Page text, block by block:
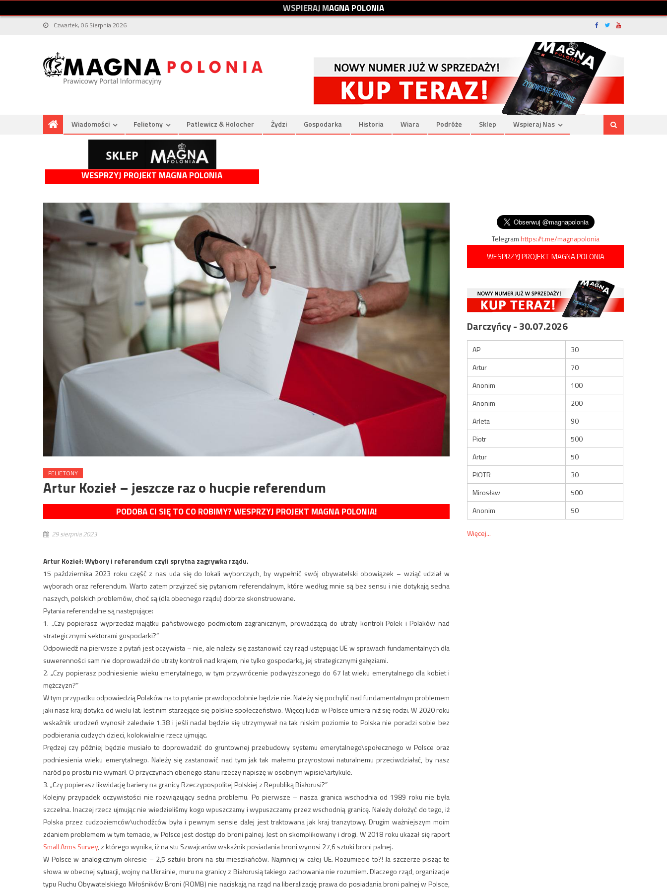
WSPIERAJMAGNAPOLONIA
Czwartek, 06 Sierpnia 2026
Wiadomości Felietony Patlewicz & Holocher Żydzi Gospodarka Historia Wiara Podróże Sklep Wspieraj Nas
WESPRZYJ PROJEKT MAGNA POLONIA
FELIETONY
Artur Kozieł – jeszcze raz o hucpie referendum
PODOBA CI SIĘ TO CO ROBIMY? WESPRZYJ PROJEKT MAGNA POLONIA!
29 sierpnia 2023
Artur Kozieł: Wybory i referendum czyli sprytna zagrywka rządu.
15 października 2023 roku część z nas uda się do lokali wyborczych, by wypełnić swój obywatelski obowiązek – wziąć udział w
wyborach oraz referendum. Warto zatem przyjrzeć się pytaniom referendalnym, które według mnie są bez sensu i nie dotykają sedna
naszych, polskich problemów, choć są (dla obecnego rządu) dobrze skonstruowane.
Pytania referendalne są następujące:
1. „Czy popierasz wyprzedaż majątku państwowego podmiotom zagranicznym, prowadzącą do utraty kontroli Polek i Polaków nad
strategicznymi sektorami gospodarki?”
Odpowiedź na pierwsze z pytań jest oczywista – nie, ale należy się zastanowić czy rząd ustępując UE w sprawach fundamentalnych dla
suwerenności sam nie doprowadził do utraty kontroli nad krajem, nie tylko gospodarką, jej strategicznymi gałęziami.
2. „Czy popierasz podniesienie wieku emerytalnego, w tym przywrócenie podwyższonego do 67 lat wieku emerytalnego dla kobiet i
mężczyzn?”
W tym przypadku odpowiedzią Polaków na to pytanie prawdopodobnie będzie nie. Należy się pochylić nad fundamentalnym problemem
jaki nasz kraj dotyka od wielu lat. Jest nim starzejące się polskie społeczeństwo. Więcej ludzi w Polsce umiera niż się rodzi. W 2020 roku
wskaźnik urodzeń wynosił zaledwie 1.38 i jeśli nadal będzie się utrzymywał na tak niskim poziomie to Polska nie poradzi sobie bez
podbierania cudzych dzieci, kolokwialnie rzecz ujmując.
Prędzej czy później będzie musiało to doprowadzić do gruntownej przebudowy systemu emerytalnego\społecznego w Polsce oraz
podniesienia wieku emerytalnego. Należy się zastanowić nad tym jak tak małemu przyrostowi naturalnemu przeciwdziałać, by nasz
naród po prostu nie wymarł. O przyczynach obenego stanu rzeczy napiszę w osobnym wpisie\artykule.
3. „Czy popierasz likwidację bariery na granicy Rzeczypospolitej Polskiej z Republiką Białorusi?”
Kolejny przypadek oczywistości nie rozwiązujący sedna problemu. Po pierwsze – nasza granica wschodnia od 1989 roku nie była
szczelna. Inaczej rzecz ujmując nie wiedzieliśmy kogo wpuszczamy i wypuszczamy przez wschodnią granicę. Należy dołożyć do tego, iż
Polska przez cudzoziemców\uchodźców była i pewnym sensie dalej jest traktowana jak kraj tranzytowy. Drugim ważniejszym moim
zdaniem problemem w tym temacie, w Polsce jest dostęp do broni palnej. Jest on skomplikowany i drogi. W 2018 roku ukazał się raport
Small Arms Survey, z którego wynika, iż na stu Szwajcarów wskaźnik posiadania broni wynosi 27,6 sztuki broni palnej.
W Polsce w analogicznym okresie – 2,5 sztuki broni na stu mieszkańców. Najmniej w całej UE. Rozumiecie to?! Ja szczerze pisząc te
słowa w obecnej sytuacji, wojny na Ukrainie, muru na granicy z Białorusią takiego zachowania nie rozumiem. Dlaczego rząd, organizacje
typu Ruchu Obywatelskiego Miłośników Broni (ROMB) nie naciskają na rząd na liberalizację prawa do posiadania broni palnej w Polsce,
Telegramhttps://t.me/magnapolonia
WESPRZYJ PROJEKT MAGNA POLONIA
Darczyńcy - 30.07.2026
AP
30
Artur
70
Anonim
100
Anonim
200
Arleta
90
Piotr
500
Artur
50
PIOTR
30
Mirosław
500
Anonim
50
Więcej...